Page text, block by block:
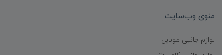
منوی وب‌سایت
لوازم جانبی موبایل